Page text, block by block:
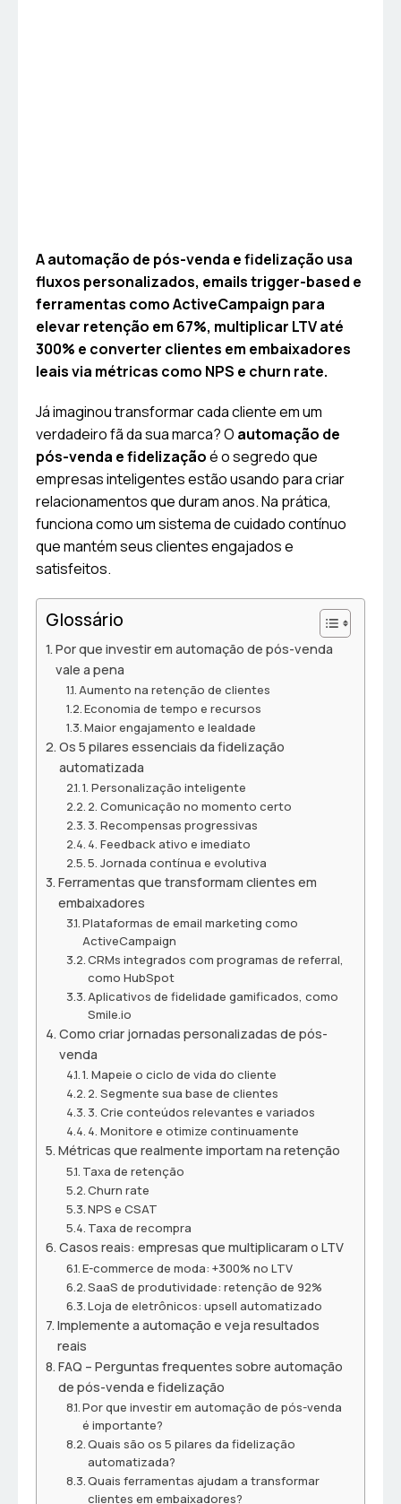
A automação de pós-venda e fidelização usa
fluxos personalizados, emails trigger-based e
ferramentas como ActiveCampaign para
elevar retenção em 67%, multiplicar LTV até
300% e converter clientes em embaixadores
leais via métricas como NPS e churn rate.
Já imaginou transformar cada cliente em um
verdadeiro fã da sua marca? O automação de
pós-venda e fidelizaçãoé o segredo que
empresas inteligentes estão usando para criar
relacionamentos que duram anos. Na prática,
funciona como um sistema de cuidado contínuo
que mantém seus clientes engajados e
satisfeitos.
Glossário
Por que investir em automação de pós-venda
vale a pena
Aumento na retenção de clientes
Economia de tempo e recursos
Maior engajamento e lealdade
Os 5 pilares essenciais da fidelização
automatizada
1. Personalização inteligente
2. Comunicação no momento certo
3. Recompensas progressivas
4. Feedback ativo e imediato
5. Jornada contínua e evolutiva
Ferramentas que transformam clientes em
embaixadores
Plataformas de email marketing como
ActiveCampaign
CRMs integrados com programas de referral,
como HubSpot
Aplicativos de fidelidade gamificados, como
Smile.io
Como criar jornadas personalizadas de pós-
venda
1. Mapeie o ciclo de vida do cliente
2. Segmente sua base de clientes
3. Crie conteúdos relevantes e variados
4. Monitore e otimize continuamente
Métricas que realmente importam na retenção
Taxa de retenção
Churn rate
NPS e CSAT
Taxa de recompra
Casos reais: empresas que multiplicaram o LTV
E-commerce de moda: +300% no LTV
SaaS de produtividade: retenção de 92%
Loja de eletrônicos: upsell automatizado
Implemente a automação e veja resultados
reais
FAQ – Perguntas frequentes sobre automação
de pós-venda e fidelização
Por que investir em automação de pós-venda
é importante?
Quais são os 5 pilares da fidelização
automatizada?
Quais ferramentas ajudam a transformar
clientes em embaixadores?